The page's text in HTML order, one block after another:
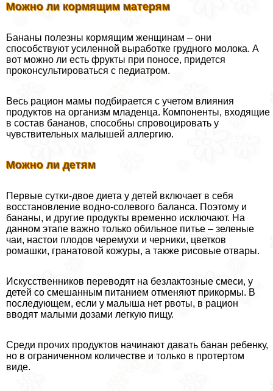
Можно ли кормящим матерям
Бананы полезны кормящим женщинам – они
способствуют усиленной выработке грудного молока. А
вот можно ли есть фрукты при поносе, придется
проконсультироваться с педиатром.
Весь рацион мамы подбирается с учетом влияния
продуктов на организм младенца. Компоненты, входящие
в состав бананов, способны спровоцировать у
чувствительных малышей аллергию.
Можно ли детям
Первые сутки-двое диета у детей включает в себя
восстановление водно-солевого баланса. Поэтому и
бананы, и другие продукты временно исключают. На
данном этапе важно только обильное питье – зеленые
чаи, настои плодов черемухи и черники, цветков
ромашки, гранатовой кожуры, а также рисовые отвары.
Искусственников переводят на безлактозные смеси, у
детей со смешанным питанием отменяют прикормы. В
последующем, если у малыша нет рвоты, в рацион
вводят малыми дозами легкую пищу.
Среди прочих продуктов начинают давать банан ребенку,
но в ограниченном количестве и только в протертом
виде.